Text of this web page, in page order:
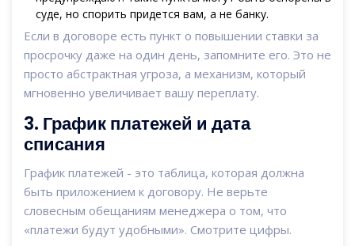
суде, но спорить придется вам, а не банку.
Если в договоре есть пункт о повышении ставки за
просрочку даже на один день, запомните его. Это не
просто абстрактная угроза, а механизм, который
мгновенно увеличивает вашу переплату.
3. График платежей и дата
списания
График платежей - это таблица, которая должна
быть приложением к договору. Не верьте
словесным обещаниям менеджера о том, что
«платежи будут удобными». Смотрите цифры.